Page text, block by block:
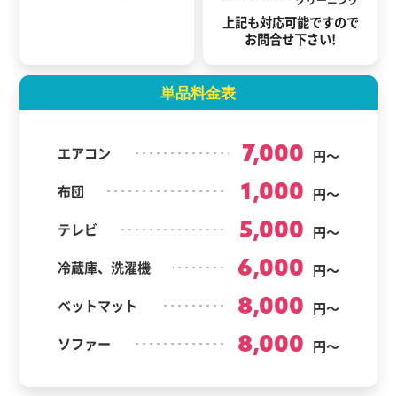
上記も対応可能ですので
お問合せ下さい!
単品料金表
エアコン 7,000 円～
布団
1,000 円～
テレビ
5,000 円～
冷蔵庫、洗濯機
6,000 円～
ベットマット
8,000 円～
ソファー
8,000 円～